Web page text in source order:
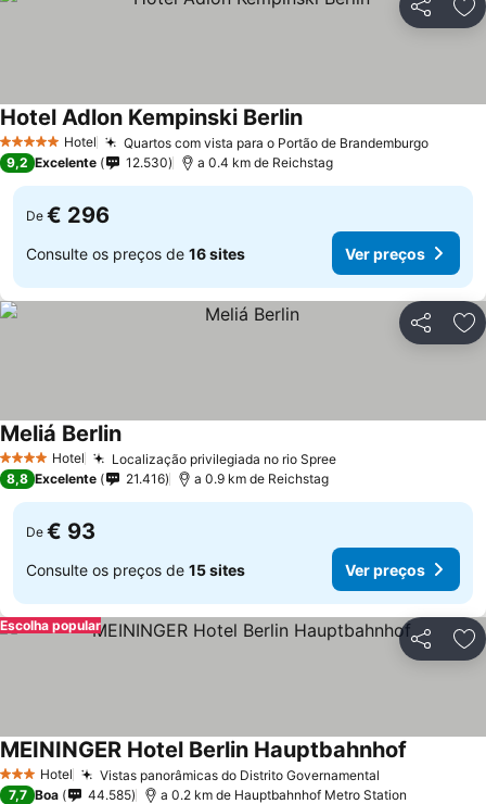
Partilhar
5 Estrelas Hotel Quartos com vista para o Portão de Brandemburgo
Hotel Adlon Kempinski Berlin
9,2 Excelente 12.530 a 0.4 km de Reichstag
De € 296
Consulte os preços de 16 sites Ver preços
Partilhar
4 EstrelasHotel Localização privilegiada no rio Spree
Meliá Berlin
8,8 Excelente 21.416 a 0.9 km de Reichstag
De € 93
Consulte os preços de 15 sites Ver preços
Partilhar
Escolha popular
3 EstrelasHotel Vistas panorâmicas do Distrito Governamental
MEININGER Hotel Berlin Hauptbahnhof
7,7 Boa 44.585 a 0.2 km de Hauptbahnhof Metro Station